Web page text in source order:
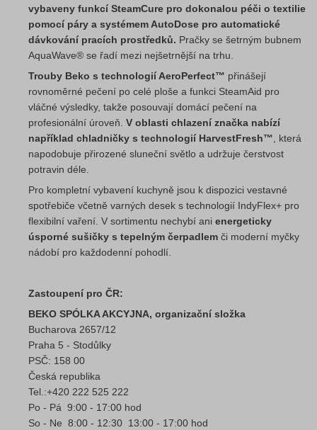
vybaveny funkcí SteamCure pro dokonalou péči o textilie
pomocí páry a systémem AutoDose pro automatické
dávkování pracích prostředků. Pračky se šetrným bubnem
AquaWave® se řadí mezi nejšetrnější na trhu.
Trouby Beko s technologií AeroPerfect™ přinášejí
rovnoměrné pečení po celé ploše a funkci SteamAid pro
vláčné výsledky, takže posouvají domácí pečení na
profesionální úroveň. V oblasti chlazení značka nabízí
například chladničky s technologií HarvestFresh™ , která
napodobuje přirozené sluneční světlo a udržuje čerstvost
potravin déle.
Pro kompletní vybavení kuchyně jsou k dispozici vestavné
spotřebiče včetně varných desek s technologií IndyFlex+ pro
flexibilní vaření. V sortimentu nechybí ani energeticky
úsporné sušičky s tepelným čerpadlem či moderní myčky
nádobí pro každodenní pohodlí.
Zastoupení pro ČR:
BEKO SPÓLKA AKCYJNA, organizační složka
Bucharova 2657/12
Praha 5 - Stodůlky
PSČ: 158 00
Česká republika
Tel.:+420 222 525 222
Po - Pá 9:00 - 17:00 hod
So - Ne 8:00 - 12:30 13:00 - 17:00 hod